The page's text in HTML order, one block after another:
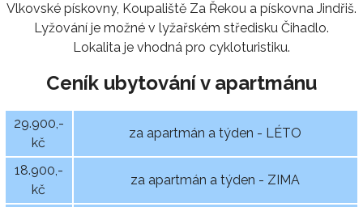
Vlkovské pískovny, Koupaliště Za Řekou a pískovna Jindřiš.
Lyžování je možné v lyžařském středisku Čihadlo.
Lokalita je vhodná pro cykloturistiku.
Ceník ubytování v apartmánu
29.900,-
kč
za apartmán a týden - LÉTO
18.900,-
kč
za apartmán a týden - ZIMA